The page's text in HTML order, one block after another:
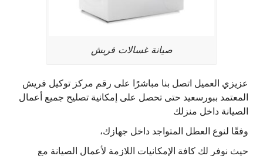
صيانة غسالات فريش
عزيزي العميل اتصل بنا مباشرًا على رقم مركز توكيل فريش
المعتمد ببورسعيد حتى تحصل على إمكانية تصليح جميع أعمال
الصيانة داخل منزلك
وفقًا لنوع العطل المتواجد داخل جهازك،
حيث نوفر لك كافة الإمكانيات اللازمة لأعمال الصيانة مع